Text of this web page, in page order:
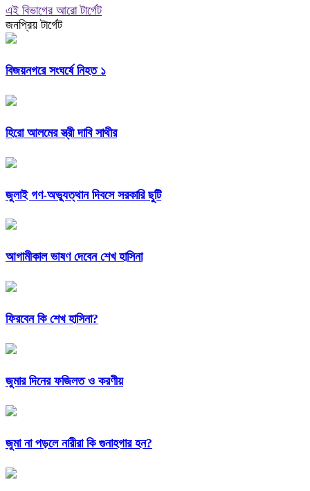
এই বিভাগের আরো টার্গেট
জনপ্রিয় টার্গেট
বিজয়নগরে সংঘর্ষে নিহত ১
হিরো আলমের স্ত্রী দাবি সাথীর
জুলাই গণ-অভ্যুত্থান দিবসে সরকারি ছুটি
আগামীকাল ভাষণ দেবেন শেখ হাসিনা
ফিরবেন কি শেখ হাসিনা?
জুমার দিনের ফজিলত ও করণীয়
জুমা না পড়লে নারীরা কি গুনাহগার হন?